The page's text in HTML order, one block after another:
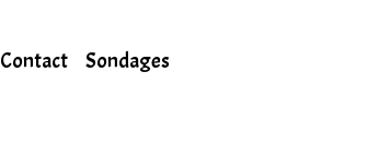
Contact Sondages